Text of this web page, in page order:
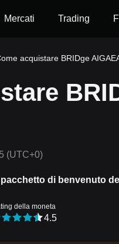
Mercati Trading
acquistare BRIDge
(UTC+0)
di benvenuto
della moneta
4.5